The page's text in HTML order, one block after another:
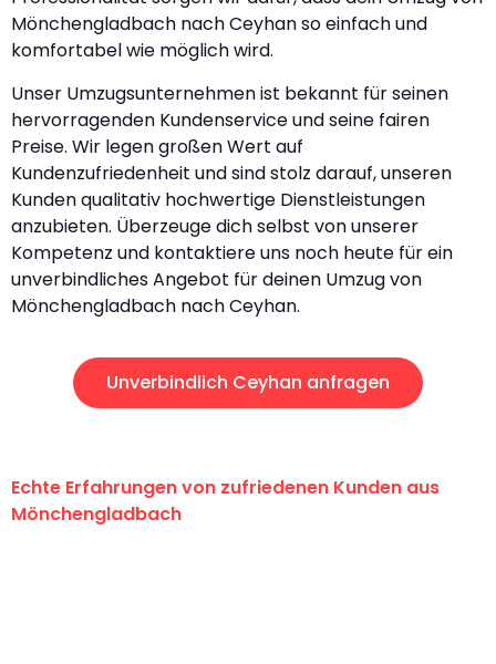
Mönchengladbach nach Ceyhan so einfach und
komfortabel wie möglich wird.
Unser Umzugsunternehmen ist bekannt für seinen
hervorragenden Kundenservice und seine fairen
Preise. Wir legen großen Wert auf
Kundenzufriedenheit und sind stolz darauf, unseren
Kunden qualitativ hochwertige Dienstleistungen
anzubieten. Überzeuge dich selbst von unserer
Kompetenz und kontaktiere uns noch heute für ein
unverbindliches Angebot für deinen Umzug von
Mönchengladbach nach Ceyhan.
Unverbindlich Ceyhan anfragen
Echte Erfahrungen von zufriedenen Kunden aus
Mönchengladbach